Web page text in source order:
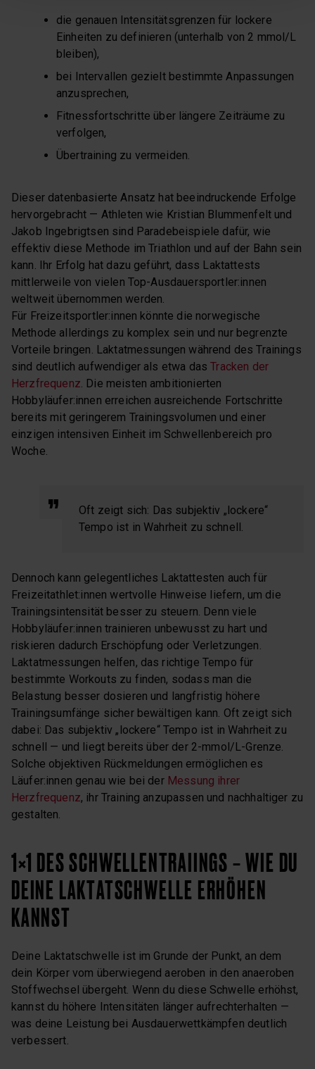
die genauen Intensitätsgrenzen für lockere
Einheiten zu definieren (unterhalb von 2 mmol/L
bleiben),
bei Intervallen gezielt bestimmte Anpassungen
anzusprechen,
Fitnessfortschritte über längere Zeiträume zu
verfolgen,
Übertraining zu vermeiden.
Dieser datenbasierte Ansatz hat beeindruckende Erfolge
hervorgebracht — Athleten wie Kristian Blummenfelt und
Jakob Ingebrigtsen sind Paradebeispiele dafür, wie
effektiv diese Methode im Triathlon und auf der Bahn sein
kann. Ihr Erfolg hat dazu geführt, dass Laktattests
mittlerweile von vielen Top-Ausdauersportler:innen
weltweit übernommen werden.
Für Freizeitsportler:innen könnte die norwegische
Methode allerdings zu komplex sein und nur begrenzte
Vorteile bringen. Laktatmessungen während des Trainings
sind deutlich aufwendiger als etwa dasTracken der
Herzfrequenz. Die meisten ambitionierten
Hobbyläufer:innen erreichen ausreichende Fortschritte
bereits mit geringerem Trainingsvolumen und einer
einzigen intensiven Einheit im Schwellenbereich pro
Woche.
Oft zeigt sich: Das subjektiv „lockere“
Tempo ist in Wahrheit zu schnell.
Dennoch kann gelegentliches Laktattesten auch für
Freizeitathlet:innen wertvolle Hinweise liefern, um die
Trainingsintensität besser zu steuern. Denn viele
Hobbyläufer:innen trainieren unbewusst zu hart und
riskieren dadurch Erschöpfung oder Verletzungen.
Laktatmessungen helfen, das richtige Tempo für
bestimmte Workouts zu finden, sodass man die
Belastung besser dosieren und langfristig höhere
Trainingsumfänge sicher bewältigen kann. Oft zeigt sich
dabei: Das subjektiv „lockere“ Tempo ist in Wahrheit zu
schnell — und liegt bereits über der 2-mmol/L-Grenze.
Solche objektiven Rückmeldungen ermöglichen es
Läufer:innen genau wie bei der Messung ihrer
Herzfrequenz, ihr Training anzupassen und nachhaltiger zu
gestalten.
1×1 DES SCHWELLENTRAIINGS – WIE DU
DEINE LAKTATSCHWELLE ERHÖHEN
KANNST
Deine Laktatschwelle ist im Grunde der Punkt, an dem
dein Körper vom überwiegend aeroben in den anaeroben
Stoffwechsel übergeht. Wenn du diese Schwelle erhöhst,
kannst du höhere Intensitäten länger aufrechterhalten —
was deine Leistung bei Ausdauerwettkämpfen deutlich
verbessert.